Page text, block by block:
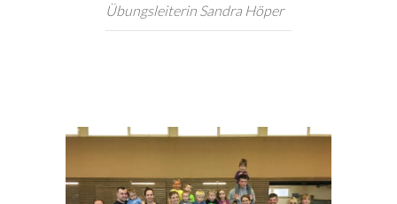
Übungsleiterin Sandra Höper